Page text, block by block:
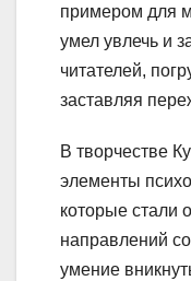
примером для
умел увлечь и
читателей,
заставляя
В творчестве
элементы
которые стали
направлений
умение